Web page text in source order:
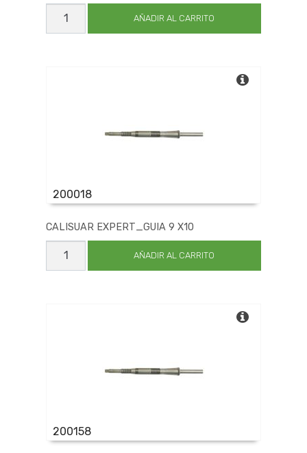
CALISUAR
HELICOID
AÑADIR AL CARRITO
200018
CALISUAR EXPERT_GUIA 9 X10
CALISUAR
EXPERT_GUIA
AÑADIR AL CARRITO
200158